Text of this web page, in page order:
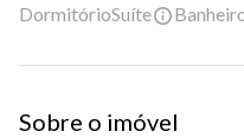
DormitórioSuíte
Sobre o imóvel